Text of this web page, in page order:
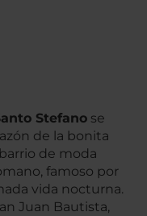
Stefano se
de la bonita
de moda
famoso por
vida nocturna.
Juan Bautista,